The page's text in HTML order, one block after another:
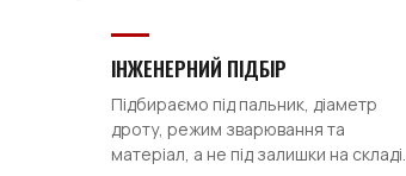
ІНЖЕНЕРНИЙ ПІДБІР
Підбираємо під пальник, діаметр
дроту, режим зварювання та
матеріал, а не під залишки на складі.